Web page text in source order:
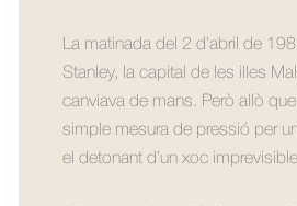
La matinada del 2 d’abril de
Stanley, la capital de les illes
canviava de mans. Però allò
simple mesura de pressió per
el detonant d’un xoc